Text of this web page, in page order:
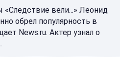
вели...» Леонид
обрел популярность в
News.ru. Актер узнал о